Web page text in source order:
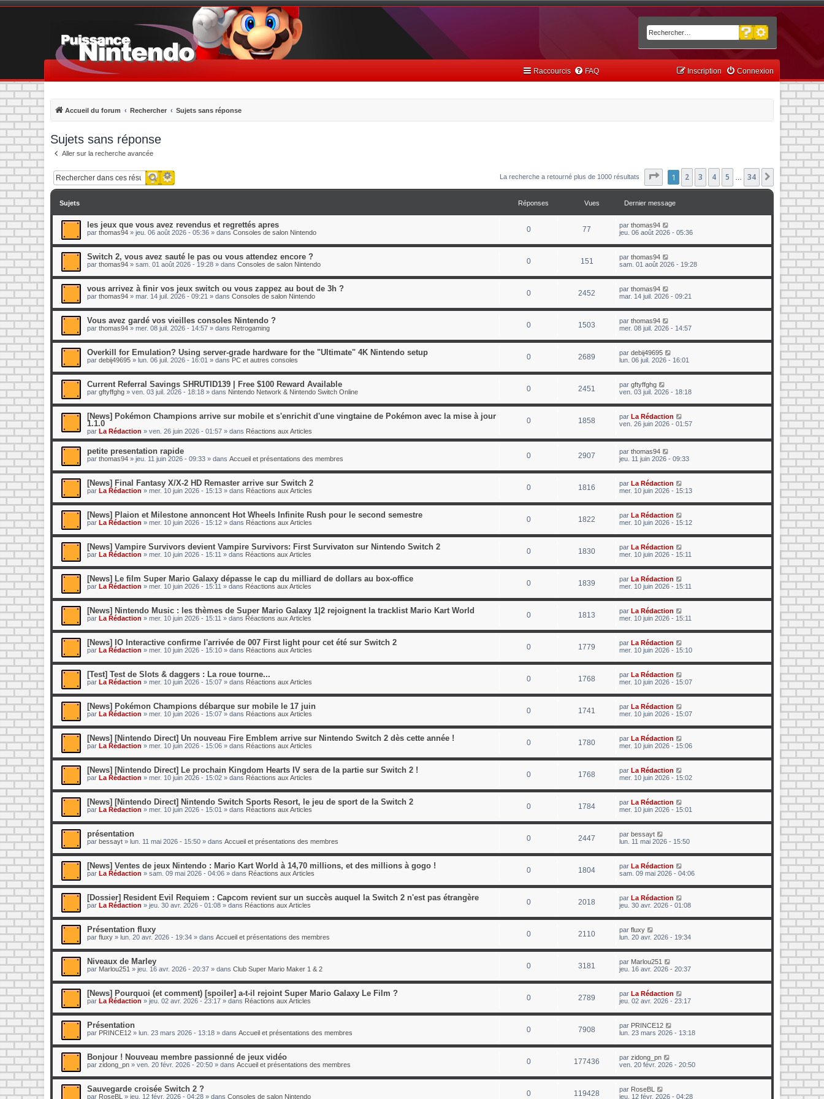
Rechercher
Recherche avancée
Raccourcis FAQ Connexion
Inscription
Accueil du forum Rechercher Sujets sans réponse
Sujets sans réponse
Aller sur la recherche avancée
Rechercher
Recherche avancée La recherche a retourné plus de 1000 résultats Page sur 34
1 2 3 4 5 34 Suivant
Sujets Réponses Vues Dernier message
les jeux que vous avez revendus et regrettés apres
par thomas94 » jeu. 06 août 2026 - 05:36 » dans Consoles de salon Nintendo 0 77 par thomas94
jeu. 06 août 2026 - 05:36
Switch 2, vous avez sauté le pas ou vous attendez encore ?
par thomas94 » sam. 01 août 2026 - 19:28 » dans Consoles de salon Nintendo 0 151 par thomas94
sam. 01 août 2026 - 19:28
vous arrivez à finir vos jeux switch ou vous zappez au bout de 3h ?
par thomas94 » mar. 14 juil. 2026 - 09:21 » dans Consoles de salon Nintendo 0 2452 par thomas94
mar. 14 juil. 2026 - 09:21
Vous avez gardé vos vieilles consoles Nintendo ?
par thomas94 » mer. 08 juil. 2026 - 14:57 » dans Retrogaming 0 1503 par thomas94
mer. 08 juil. 2026 - 14:57
Overkill for Emulation? Using server-grade hardware for the "Ultimate" 4K Nintendo setup
par debij49695 » lun. 06 juil. 2026 - 16:01 » dans PC et autres consoles 0 2689 par debij49695
lun. 06 juil. 2026 - 16:01
Current Referral Savings SHRUTID139 | Free $100 Reward Available
par gftyffghg » ven. 03 juil. 2026 - 18:18 » dans Nintendo Network & Nintendo Switch Online 0 2451 par gftyffghg
ven. 03 juil. 2026 - 18:18
[News] Pokémon Champions arrive sur mobile et s'enrichit d'une vingtaine de Pokémon avec la mise à jour
1.1.0
par La Rédaction » ven. 26 juin 2026 - 01:57 » dans Réactions aux Articles
0 1858 par La Rédaction
ven. 26 juin 2026 - 01:57
petite presentation rapide
par thomas94 » jeu. 11 juin 2026 - 09:33 » dans Accueil et présentations des membres 0 2907 par thomas94
jeu. 11 juin 2026 - 09:33
[News] Final Fantasy X/X-2 HD Remaster arrive sur Switch 2
par La Rédaction » mer. 10 juin 2026 - 15:13 » dans Réactions aux Articles 0 1816 par La Rédaction
mer. 10 juin 2026 - 15:13
[News] Plaion et Milestone annoncent Hot Wheels Infinite Rush pour le second semestre
par La Rédaction » mer. 10 juin 2026 - 15:12 » dans Réactions aux Articles 0 1822 par La Rédaction
mer. 10 juin 2026 - 15:12
[News] Vampire Survivors devient Vampire Survivors: First Survivaton sur Nintendo Switch 2
par La Rédaction » mer. 10 juin 2026 - 15:11 » dans Réactions aux Articles 0 1830 par La Rédaction
mer. 10 juin 2026 - 15:11
[News] Le film Super Mario Galaxy dépasse le cap du milliard de dollars au box-office
par La Rédaction » mer. 10 juin 2026 - 15:11 » dans Réactions aux Articles 0 1839 par La Rédaction
mer. 10 juin 2026 - 15:11
[News] Nintendo Music : les thèmes de Super Mario Galaxy 1|2 rejoignent la tracklist Mario Kart World
par La Rédaction » mer. 10 juin 2026 - 15:11 » dans Réactions aux Articles 0 1813 par La Rédaction
mer. 10 juin 2026 - 15:11
[News] IO Interactive confirme l'arrivée de 007 First light pour cet été sur Switch 2
par La Rédaction » mer. 10 juin 2026 - 15:10 » dans Réactions aux Articles 0 1779 par La Rédaction
mer. 10 juin 2026 - 15:10
[Test] Test de Slots & daggers : La roue tourne...
par La Rédaction » mer. 10 juin 2026 - 15:07 » dans Réactions aux Articles 0 1768 par La Rédaction
mer. 10 juin 2026 - 15:07
[News] Pokémon Champions débarque sur mobile le 17 juin
par La Rédaction » mer. 10 juin 2026 - 15:07 » dans Réactions aux Articles 0 1741 par La Rédaction
mer. 10 juin 2026 - 15:07
[News] [Nintendo Direct] Un nouveau Fire Emblem arrive sur Nintendo Switch 2 dès cette année !
par La Rédaction » mer. 10 juin 2026 - 15:06 » dans Réactions aux Articles 0 1780 par La Rédaction
mer. 10 juin 2026 - 15:06
[News] [Nintendo Direct] Le prochain Kingdom Hearts IV sera de la partie sur Switch 2 !
par La Rédaction » mer. 10 juin 2026 - 15:02 » dans Réactions aux Articles 0 1768 par La Rédaction
mer. 10 juin 2026 - 15:02
[News] [Nintendo Direct] Nintendo Switch Sports Resort, le jeu de sport de la Switch 2
par La Rédaction » mer. 10 juin 2026 - 15:01 » dans Réactions aux Articles 0 1784 par La Rédaction
mer. 10 juin 2026 - 15:01
présentation
par bessayt » lun. 11 mai 2026 - 15:50 » dans Accueil et présentations des membres 0 2447 par bessayt
lun. 11 mai 2026 - 15:50
[News] Ventes de jeux Nintendo : Mario Kart World à 14,70 millions, et des millions à gogo !
par La Rédaction » sam. 09 mai 2026 - 04:06 » dans Réactions aux Articles 0 1804 par La Rédaction
sam. 09 mai 2026 - 04:06
[Dossier] Resident Evil Requiem : Capcom revient sur un succès auquel la Switch 2 n'est pas étrangère
par La Rédaction » jeu. 30 avr. 2026 - 01:08 » dans Réactions aux Articles 0 2018 par La Rédaction
jeu. 30 avr. 2026 - 01:08
Présentation fluxy
par fluxy » lun. 20 avr. 2026 - 19:34 » dans Accueil et présentations des membres 0 2110 par fluxy
lun. 20 avr. 2026 - 19:34
Niveaux de Marley
par Marlou251 » jeu. 16 avr. 2026 - 20:37 » dans Club Super Mario Maker 1 & 2 0 3181 par Marlou251
jeu. 16 avr. 2026 - 20:37
[News] Pourquoi (et comment) [spoiler] a-t-il rejoint Super Mario Galaxy Le Film ?
par La Rédaction » jeu. 02 avr. 2026 - 23:17 » dans Réactions aux Articles 0 2789 par La Rédaction
jeu. 02 avr. 2026 - 23:17
Présentation
par PRINCE12 » lun. 23 mars 2026 - 13:18 » dans Accueil et présentations des membres 0 7908 par PRINCE12
lun. 23 mars 2026 - 13:18
Bonjour ! Nouveau membre passionné de jeux vidéo
par zidong_pn » ven. 20 févr. 2026 - 20:50 » dans Accueil et présentations des membres 0 177436 par zidong_pn
ven. 20 févr. 2026 - 20:50
Sauvegarde croisée Switch 2 ?
par RoseBL » jeu. 12 févr. 2026 - 04:28 » dans Consoles de salon Nintendo 0 119428 par RoseBL
jeu. 12 févr. 2026 - 04:28